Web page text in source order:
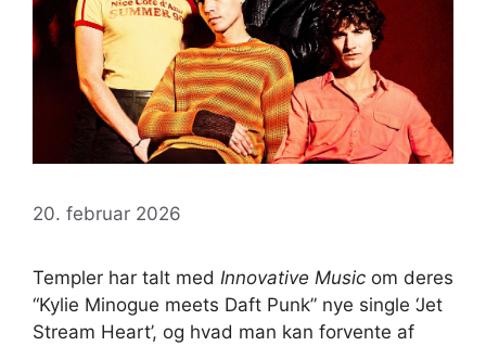
20. februar 2026
Templer har talt med Innovative Music om deres
“Kylie Minogue meets Daft Punk” nye single ‘Jet
Stream Heart’, og hvad man kan forvente af